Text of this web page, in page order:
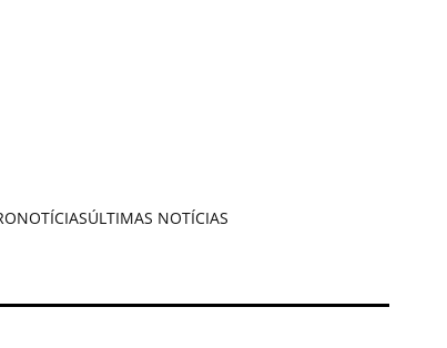
ÚLTIMAS NOTÍCIAS